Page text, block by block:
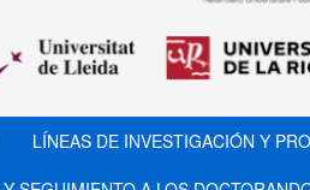
LÍNEAS DE INVESTIGACIÓN Y